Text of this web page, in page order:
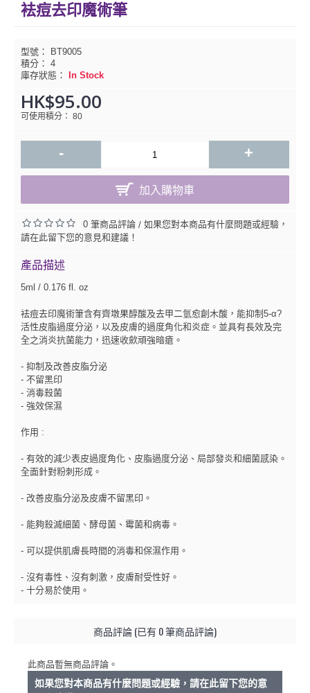
袪痘去印魔術筆
型號：
BT9005
積分： 4
庫存狀態：
In Stock
HK$95.00
可使用積分： 80
- +
加入購物車
0 筆商品評論 / 如果您對本商品有什麼問題或經驗，
請在此留下您的意見和建議！
產品描述
5ml / 0.176 fl. oz
袪痘去印魔術筆含有齊墩果醇酸及去甲二氫愈創木酸，能抑制5-α?
活性皮脂過度分泌，以及皮膚的過度角化和炎症。並具有長效及完
全之消炎抗菌能力，迅速收歛頑強暗瘡。
- 抑制及改善皮脂分泌
- 不留黑印
- 消毒殺菌
- 強效保濕
作用 :
- 有效的減少表皮過度角化、皮脂過度分泌、局部發炎和細菌感染。
全面針對粉刺形成。
- 改善皮脂分泌及皮膚不留黑印。
- 能夠殺滅細菌、酵母菌、霉菌和病毒。
- 可以提供肌膚長時間的消毒和保濕作用。
- 沒有毒性、沒有刺激，皮膚耐受性好。
- 十分易於使用。
商品評論 (已有 0 筆商品評論)
此商品暫無商品評論。
如果您對本商品有什麼問題或經驗，請在此留下您的意